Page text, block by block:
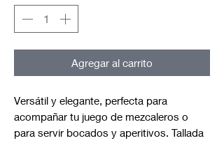
Agregar al carrito
Versátil y elegante, perfecta para
acompañar tu juego de mezcaleros o
para servir bocados y aperitivos. Tallada